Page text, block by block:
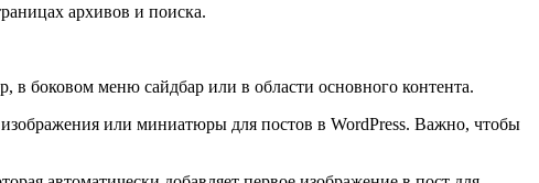
архивов и поиска.
в боковом меню сайдбар или в области основного контента.
или миниатюры для постов в WordPress. Важно, чтобы